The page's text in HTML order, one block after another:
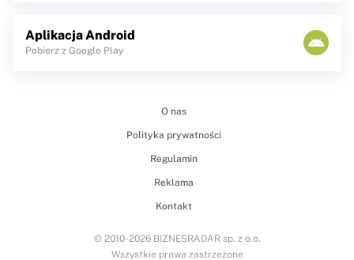
Aplikacja Android
Pobierz z Google Play
O nas
Polityka prywatności
Regulamin
Reklama
Kontakt
© 2010-2026 BIZNESRADAR sp. z o.o.
Wszystkie prawa zastrzeżone